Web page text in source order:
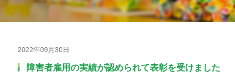
2022年09月30日
障害者雇用の実績が認められて表彰を受けました